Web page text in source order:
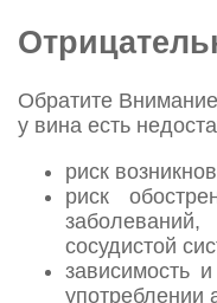
Обратите
у вина есть
риск
риск
сосудистой
зависимость
употреблении